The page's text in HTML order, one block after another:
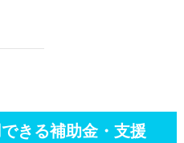
きる補助金・支援